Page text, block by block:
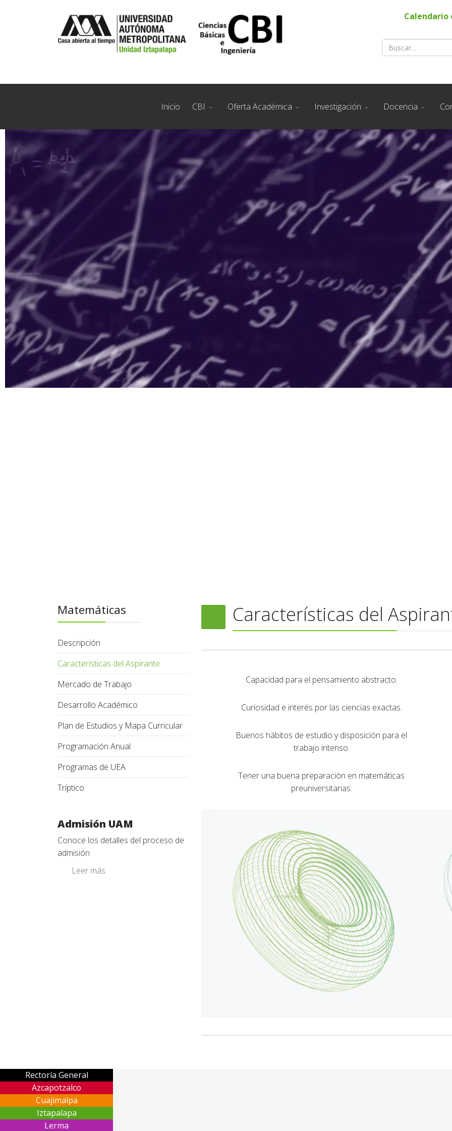
Calendario
Inicio CBI Oferta Académica Investigación Docencia
Matemáticas
Descripción
Características del Aspirante
Mercado de Trabajo
Desarrollo Académico
Plan de Estudios y Mapa Curricular
Programación Anual
Programas de UEA
Tríptico
Admisión UAM
Conoce los detalles del proceso de
admisión
Leer más
Características del
Capacidad para el pensamiento abstracto.
Curiosidad e interés por las ciencias exactas.
Buenos hábitos de estudio y disposición para el
trabajo intenso.
Tener una buena preparación en matemáticas
preuniversitarias.
Rectoría General
Azcapotzalco
Cuajimalpa
Iztapalapa
Lerma